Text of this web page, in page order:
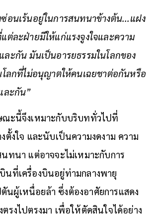
ซ่อนเร้นอยู่ในการสนทนาข้างต้น...แฝง
ต่ละฝ่ายมีให้แก่แรงจูงใจและความ
ละกัน มันเป็นอารยธรรมในโลกของ
ลกที่ไม่อนุญาตให้คนเฉยชาต่อกันหรือ
ละกัน”
ณะนี้จึงเหมาะกับบริบททั่วไปที่
ตั้งใจ และนับเป็นความงดงาม ความ
ทนา แต่อาจจะไม่เหมาะกับการ
นที่เครื่องบินอยู่ท่ามกลางพายุ
นผู้เหนื่อยล้า ซึ่งต้องอาศัยการแสดง
รงไปตรงมา เพื่อให้ตัดสินใจได้อย่าง